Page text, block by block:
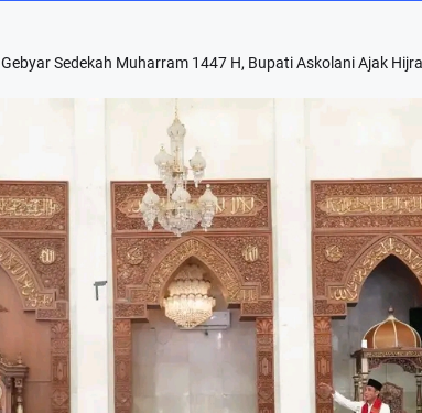
Gebyar Sedekah Muharram 1447 H, Bupati Askolani Ajak